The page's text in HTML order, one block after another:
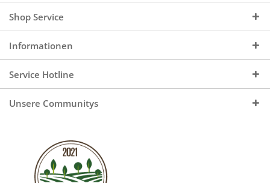
Shop Service
Informationen
Service Hotline
Unsere Communitys